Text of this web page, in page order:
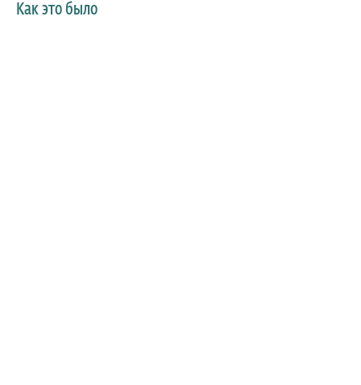
Как это было